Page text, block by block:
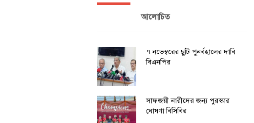
আলোচিত
৭ নভেম্বরের ছুটি পুনর্বহালের দাবি
বিএনপির
সাফজয়ী নারীদের জন্য পুরস্কার
ঘোষণা বিসিবির